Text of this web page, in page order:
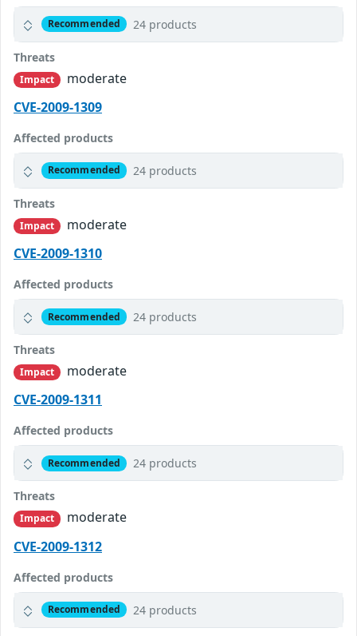
Recommended 24 products
Threats
Impact
moderate
CVE-2009-1309
Affected products
Recommended 24 products
Threats
Impact
moderate
CVE-2009-1310
Affected products
Recommended 24 products
Threats
Impact
moderate
CVE-2009-1311
Affected products
Recommended 24 products
Threats
Impact
moderate
CVE-2009-1312
Affected products
Recommended 24 products